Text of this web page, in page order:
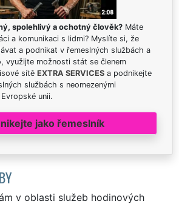
spolehlivý a ochotný člověk? Máte
a komunikaci s lidmi? Myslíte si, že
a podnikat v řemeslných službách a
využijte možnosti stát se členem
sítě EXTRA SERVICES a podnikejte
službách s neomezenými
unii.
jako řemeslník
v oblasti služeb hodinových